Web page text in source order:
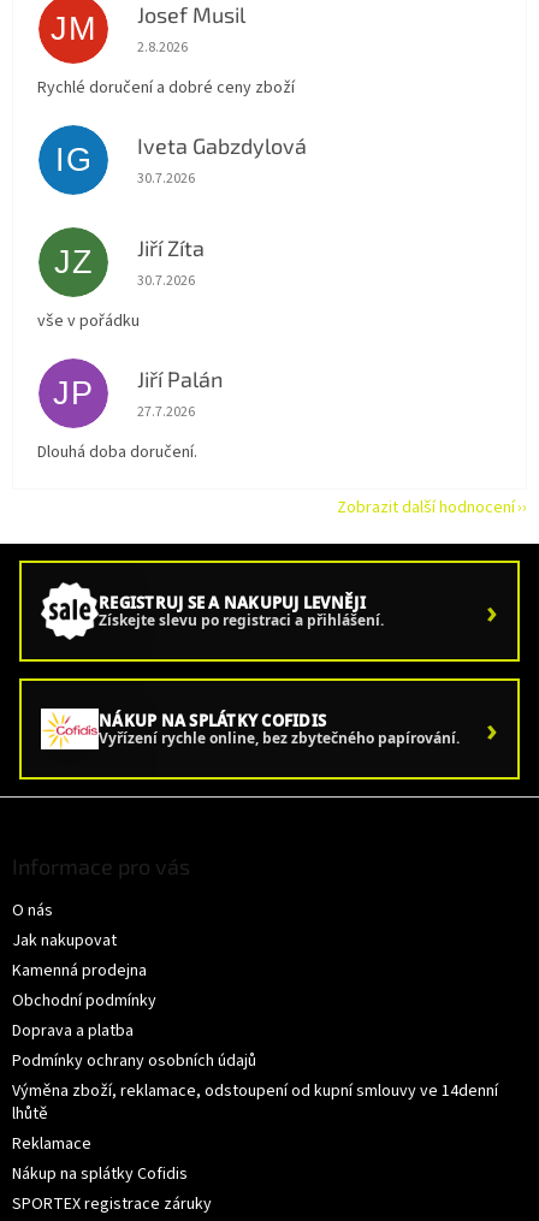
JM Josef Musil
Hodnocení obchodu je 5 z 5 hvězdiček.
2.8.2026
Rychlé doručení a dobré ceny zboží
IG Iveta Gabzdylová
Hodnocení obchodu je 5 z 5 hvězdiček.
30.7.2026
JZ Jiří Zíta
Hodnocení obchodu je 5 z 5 hvězdiček.
30.7.2026
vše v pořádku
JP Jiří Palán
Hodnocení obchodu je 5 z 5 hvězdiček.
27.7.2026
Dlouhá doba doručení.
Zobrazit další hodnocení
REGISTRUJ SE A NAKUPUJ LEVNĚJI
Získejte slevu po registraci a přihlášení. ›
NÁKUP NA SPLÁTKY COFIDIS
Vyřízení rychle online, bez zbytečného papírování. ›
Informace pro vás
O nás
Jak nakupovat
Kamenná prodejna
Obchodní podmínky
Doprava a platba
Podmínky ochrany osobních údajů
Výměna zboží, reklamace, odstoupení od kupní smlouvy ve 14denní
lhůtě
Reklamace
Nákup na splátky Cofidis
SPORTEX registrace záruky